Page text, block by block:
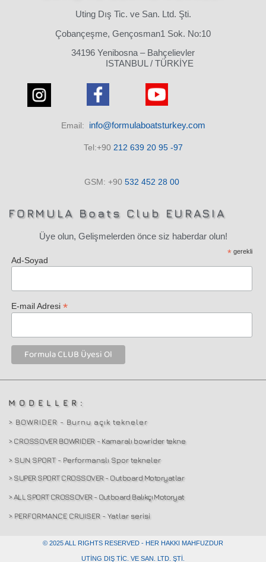
Uting Dış Tic. ve San. Ltd. Şti.
Çobançeşme, Gençosman1 Sok. No:10
34196 Yenibosna – Bahçelievler
ISTANBUL / TÜRKİYE
Email: info@formulaboatsturkey.com
Tel:+90 212 639 20 95 -97
GSM: +90 532 452 28 00
FORMULA Boats Club EURASIA
Üye olun, Gelişmelerden önce siz haberdar olun!
* gerekli
Ad-Soyad
E-mail Adresi*
MODELLER:
> BOWRIDER - Burnu açık tekneler
> CROSSOVER BOWRIDER - Kamaralı bowrider tekne
> SUN SPORT - Performanslı Spor tekneler
> SUPER SPORT CROSSOVER - Outboard Motoryatlar
> ALL SPORT CROSSOVER - Outboard Balıkçı Motoryat
> PERFORMANCE CRUISER - Yatlar serisi
© 2025 ALL RIGHTS RESERVED - HER HAKKI MAHFUZDUR
UTING DIŞ TİC. VE SAN. LTD. ŞTI.